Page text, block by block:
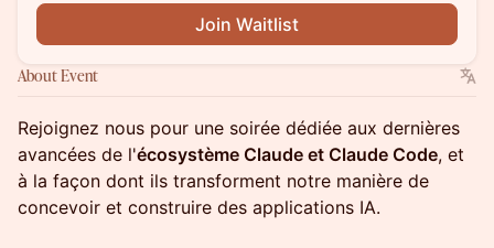
Join Waitlist
About Event
Rejoignez nous pour une soirée dédiée aux dernières
avancées de l'écosystème Claude et Claude Code, et
à la façon dont ils transforment notre manière de
concevoir et construire des applications IA.